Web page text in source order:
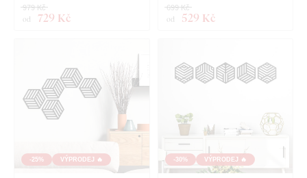
od 729 Kč
979 Kč
od 529 Kč
699 Kč
-25% VÝPRODEJ 🔥 -30% VÝPRODEJ 🔥